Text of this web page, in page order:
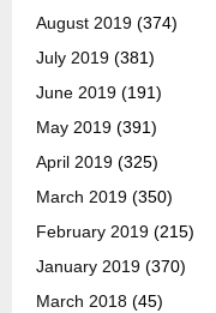
August 2019 (374)
July 2019 (381)
June 2019 (191)
May 2019 (391)
April 2019 (325)
March 2019 (350)
February 2019 (215)
January 2019 (370)
March 2018 (45)